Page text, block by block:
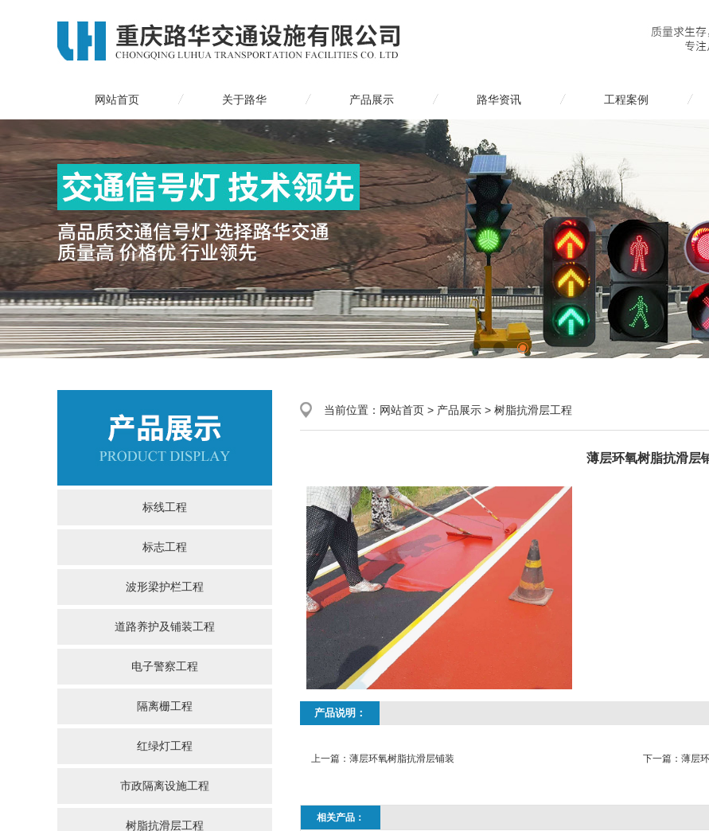
网站首页 关于路华 产品展示 路华资讯 工程案例
标线工程
标志工程
波形梁护栏工程
道路养护及铺装工程
电子警察工程
隔离栅工程
红绿灯工程
市政隔离设施工程
树脂抗滑层工程
当前位置： 网站首页 > 产品展示 > 树脂抗滑层工程
薄层环氧树脂抗滑层
产品说明：
上一篇： 薄层环氧树脂抗滑层铺装 下一篇： 薄层
相关产品：